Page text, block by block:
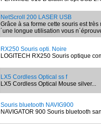
NetScroll 200 LASER USB
Grâce à sa forme cette souris est
´une longue utilisation vous
RX250 Souris opti. Noire
LOGITECH RX250 Souris optique
LX5 Cordless Optical ss f
LX5 Cordless Optical Mouse silver...
Souris bluetooth NAVIG900
NAVIGATOR 900 Souris bluetooth